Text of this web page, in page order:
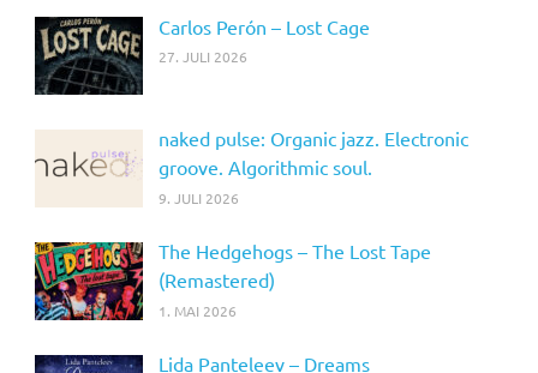
Carlos Perón – Lost Cage
27. JULI 2026
naked pulse: Organic jazz. Electronic
groove. Algorithmic soul.
9. JULI 2026
The Hedgehogs – The Lost Tape
(Remastered)
1. MAI 2026
Lida Panteleev – Dreams